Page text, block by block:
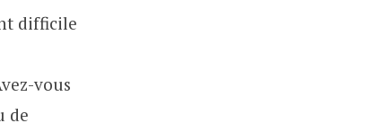
difficile
vous
de